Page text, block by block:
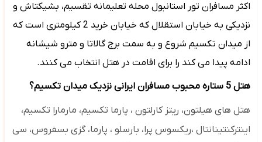
اکثر مسافران تور استانبول محله تعلیمانه تقسیم، بشیکتاش و
نزدیکی به خیابان استقلال که خیابان خرید 2 کیلومتری است که
از میدان تکسیم شروع و به سمت برج گالاتا و مترو شیشانه
ادامه پیدا می کند را برای اقامت در هتل انتخاب می کنند.
هتل 5 ستاره محبوب مسافران ایرانی نزدیک میدان تکسیم؟
هتل های هیلتون، ریتز کارلتون ، پارما تکسیم، مارمارا تکسیم،
اینترکنتینانتال ،ریکسوس پرا، بارسلو ، پارما، گزی بسفروس، سی